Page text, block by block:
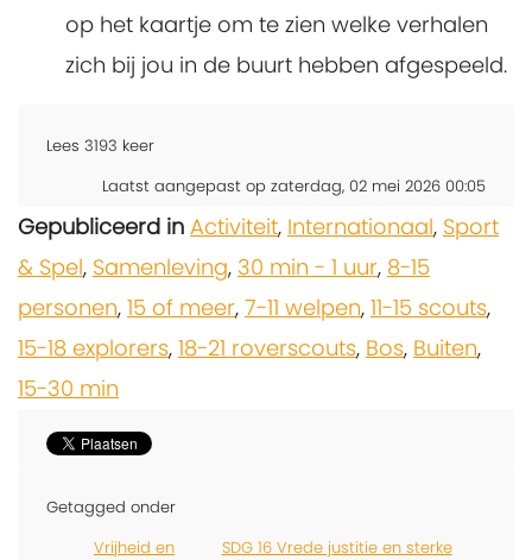
op het kaartje om te zien welke verhalen
zich bij jou in de buurt hebben afgespeeld.
Lees 3193 keer
Laatst aangepast op zaterdag, 02 mei 2026 00:05
Gepubliceerd in Activiteit, Internationaal, Sport
& Spel, Samenleving, 30 min - 1 uur, 8-15
personen, 15 of meer, 7-11 welpen, 11-15 scouts,
15-18 explorers, 18-21 roverscouts, Bos, Buiten,
15-30 min
Getagged onder
Vrijheid en
SDG 16 Vrede justitie en sterke